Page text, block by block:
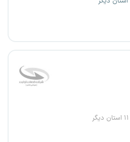
۱۱ استان دیگر